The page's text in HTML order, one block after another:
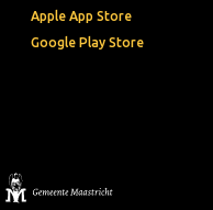
Apple App Store
Google Play Store